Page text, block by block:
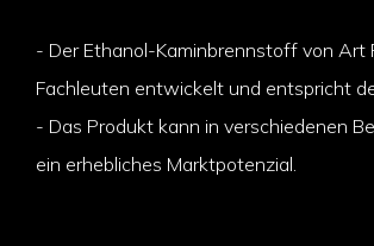
- Der Ethanol-Kaminbrennstoff von Art
Fachleuten entwickelt und entspricht
- Das Produkt kann in verschiedenen
ein erhebliches Marktpotenzial.